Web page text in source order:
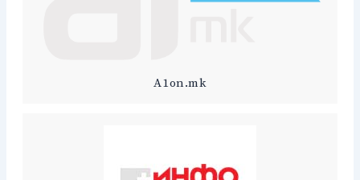
A1on.mk